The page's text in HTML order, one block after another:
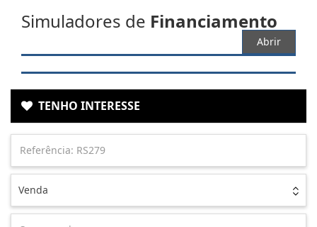
Simuladores de Financiamento
Abrir
TENHO INTERESSE
Venda